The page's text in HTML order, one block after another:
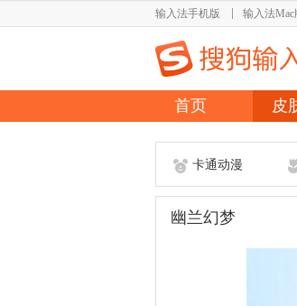
输入法手机版 输入法Mac
首页 皮
卡通动漫
幽兰幻梦